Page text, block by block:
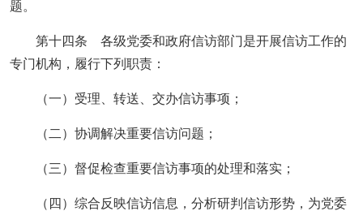
题。
第十四条 各级党委和政府信访部门是开展信访工作的
专门机构，履行下列职责：
（一）受理、转送、交办信访事项；
（二）协调解决重要信访问题；
（三）督促检查重要信访事项的处理和落实；
（四）综合反映信访信息，分析研判信访形势，为党委